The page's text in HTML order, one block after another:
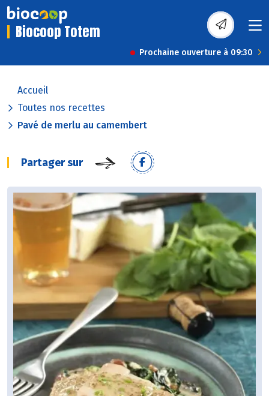
Biocoop Totem
Prochaine ouverture à 09:30
Accueil
Toutes nos recettes
Pavé de merlu au camembert
Partager sur